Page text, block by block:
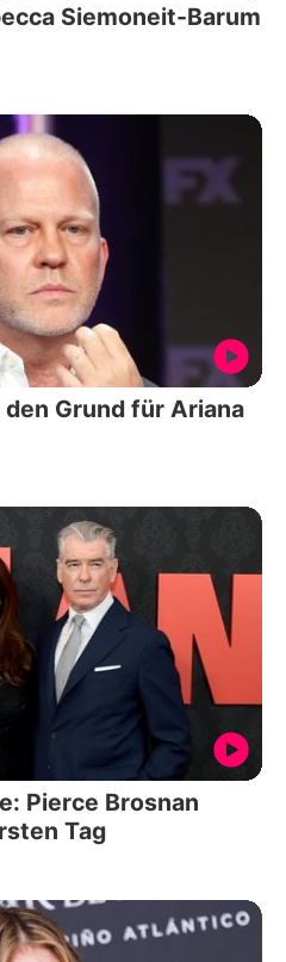
Siemoneit-Barum
Grund für Ariana
Pierce Brosnan
Tag